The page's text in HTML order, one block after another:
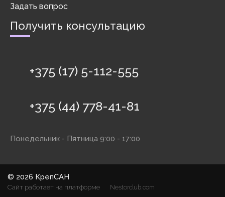
Задать вопрос
Получить консультацию
+375 (17) 5-112-555
+375 (44) 778-41-81
Понедельник - Пятница 9:00 - 17:00
© 2026 КрепСАН
Сайт работает на платформе Nestorclub.com